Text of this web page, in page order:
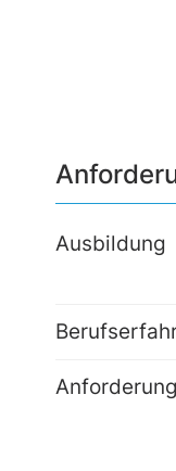
Ausbildung